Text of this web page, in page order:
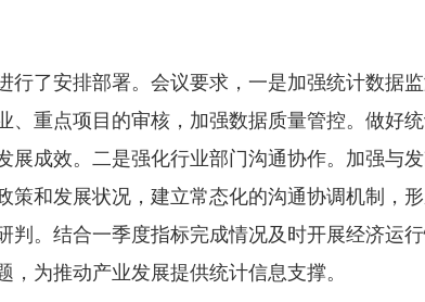
了安排部署。会议要求，一是加强统计数据
重点项目的审核，加强数据质量管控。做好
成效。二是强化行业部门沟通协作。加强与发
和发展状况，建立常态化的沟通协调机制，形
。结合一季度指标完成情况及时开展经济运行
为推动产业发展提供统计信息支撑。